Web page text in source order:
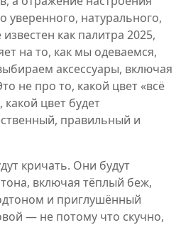
уверенного, натурального,
известен как палитра 2025,
на то, как мы одеваемся,
аксессуары, включая
не про то, какой цвет «всё
цвет будет
правильный и
кричать. Они будут
, включая тёплый беж,
и приглушённый
— не потому что скучно,